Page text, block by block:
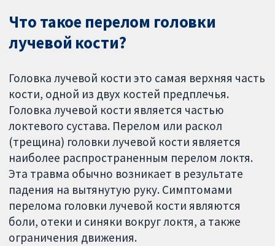
Что такое перелом головки
лучевой кости?
Головка лучевой кости это самая верхняя часть
кости, одной из двух костей предплечья.
Головка лучевой кости является частью
локтевого сустава. Перелом или раскол
(трещина) головки лучевой кости является
наиболее распространенным перелом локтя.
Эта травма обычно возникает в результате
падения на вытянутую руку. Симптомами
перелома головки лучевой кости являются
боли, отеки и синяки вокруг локтя, а также
ограничения движения.